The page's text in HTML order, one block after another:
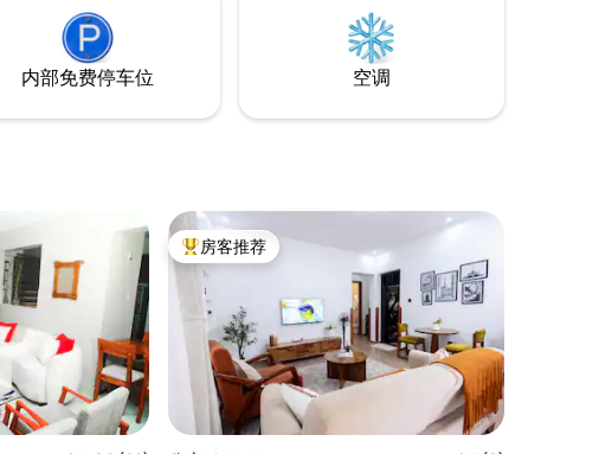
内部免费停车位 空调
热门「房客推荐」
房客推荐